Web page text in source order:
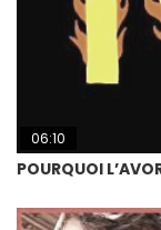
06:10
POURQUOI